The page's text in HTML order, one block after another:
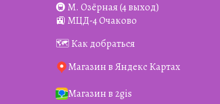
🚇 М. Озёрная (4 выход)
🚉 МЦД-4 Очаково
🗺️ Как добраться
Магазин в Яндекс Картах
Магазин в 2gis